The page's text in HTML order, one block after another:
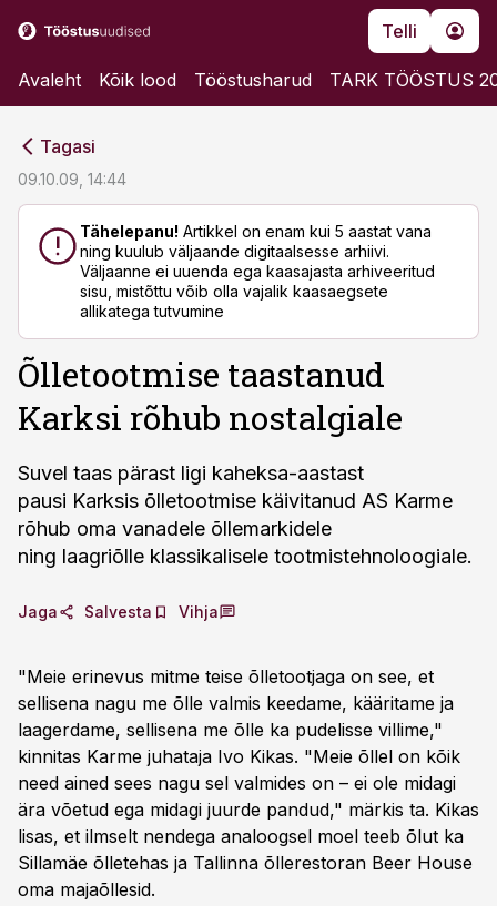
Telli
Avaleht Kõik lood Tööstusharud TARK TÖÖSTUS
Tagasi
09.10.09, 14:44
Tähelepanu! Artikkel on enam kui 5 aastat vana
ning kuulub väljaande digitaalsesse arhiivi.
Väljaanne ei uuenda ega kaasajasta arhiveeritud
sisu, mistõttu võib olla vajalik kaasaegsete
allikatega tutvumine
Õlletootmise taastanud
Karksi rõhub nostalgiale
Suvel taas pärast ligi kaheksa-aastast
pausi Karksis õlletootmise käivitanud AS Karme
rõhub oma vanadele õllemarkidele
ning laagriõlle klassikalisele tootmistehnoloogiale.
Jaga Salvesta Vihja
"Meie erinevus mitme teise õlletootjaga on see, et
sellisena nagu me õlle valmis keedame, kääritame ja
laagerdame, sellisena me õlle ka pudelisse villime,"
kinnitas Karme juhataja Ivo Kikas. "Meie õllel on kõik
need ained sees nagu sel valmides on – ei ole midagi
ära võetud ega midagi juurde pandud," märkis ta. Kikas
lisas, et ilmselt nendega analoogsel moel teeb õlut ka
Sillamäe õlletehas ja Tallinna õllerestoran Beer House
oma majaõllesid.